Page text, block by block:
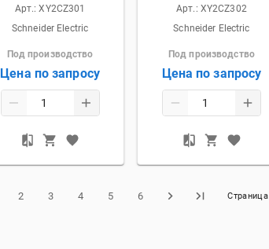
Арт.:XY2CZ301
Schneider Electric
Под производство
Цена по запросу
Арт.: XY2CZ302
Schneider Electric
Под производство
Цена по запросу
2 3 4 5 6 Страница